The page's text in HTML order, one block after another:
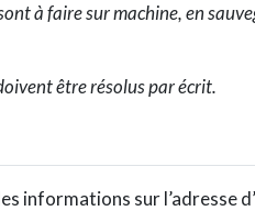
à faire sur machine, en
être résolus par écrit.
informations sur l’adresse